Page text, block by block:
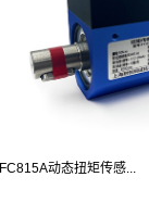
FC815A动态扭矩传感...